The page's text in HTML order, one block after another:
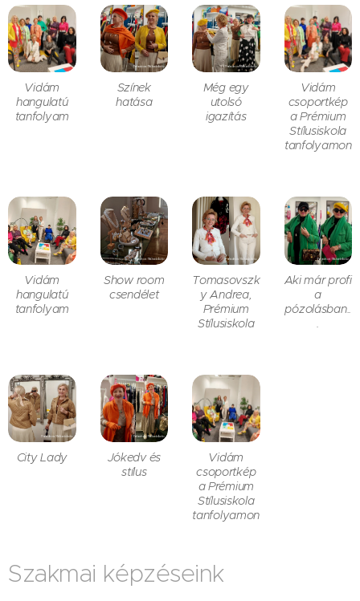
Vidám
hangulatú
tanfolyam
Színek
hatása
Még egy
utolsó
igazítás
Vidám
csoportkép
a Prémium
Stílusiskola
tanfolyamon
Vidám
hangulatú
tanfolyam
Show room
csendélet
Tomasovszk
y Andrea,
Prémium
Stílusiskola
Aki már profi
a
pózolásban..
City Lady
Jókedv és
stílus
Vidám
csoportkép
a Prémium
Stílusiskola
tanfolyamon
Szakmai képzéseink